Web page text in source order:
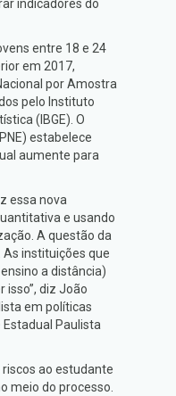
indicadores do
entre 18 e 24
em 2017,
por Amostra
pelo Instituto
(IBGE). O
estabelece
aumente para
essa nova
e usando
A questão da
instituições que
a distância)
diz João
em políticas
Paulista
ao estudante
meio do processo.